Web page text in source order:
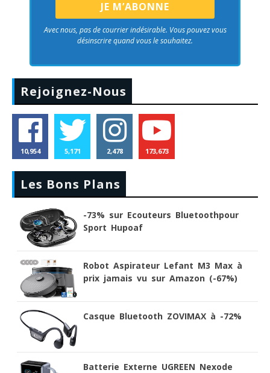
Avec nous, pas de courrier indésirable. Vous pouvez vous
désinscrire quand vous le souhaitez.
Rejoignez-Nous
10,954 5,171 2,478 173,673
Les Bons Plans
-73% sur Ecouteurs Bluetoothpour
Sport Hupoaf
Robot Aspirateur Lefant M3 Max à
prix jamais vu sur Amazon (-67%)
Casque Bluetooth ZOVIMAX à -72%
Batterie Externe UGREEN Nexode